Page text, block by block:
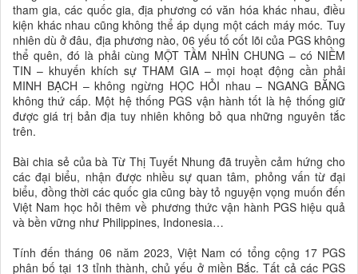
tham gia, các quốc gia, địa phương có văn hóa khác nhau, điều
kiện khác nhau cũng không thể áp dụng một cách máy móc. Tuy
nhiên dù ở đâu, địa phương nào, 06 yếu tố cốt lõi của PGS không
thể quên, đó là phải cùng MỘT TẦM NHÌN CHUNG – có NIỀM
TIN – khuyến khích sự THAM GIA – mọi hoạt động cần phải
MINH BẠCH – không ngừng HỌC HỎI nhau – NGANG BẰNG
không thứ cấp. Một hệ thống PGS vận hành tốt là hệ thống giữ
được giá trị bản địa tuy nhiên không bỏ qua những nguyên tắc
trên.
Bài chia sẻ của bà Từ Thị Tuyết Nhung đã truyền cảm hứng cho
các đại biểu, nhận được nhiều sự quan tâm, phỏng vấn từ đại
biểu, đồng thời các quốc gia cũng bày tỏ nguyện vọng muốn đến
Việt Nam học hỏi thêm về phương thức vận hành PGS hiệu quả
và bền vững như Philippines, Indonesia…
Tính đến tháng 06 năm 2023, Việt Nam có tổng cộng 17 PGS
phân bố tại 13 tỉnh thành, chủ yếu ở miền Bắc. Tất cả các PGS